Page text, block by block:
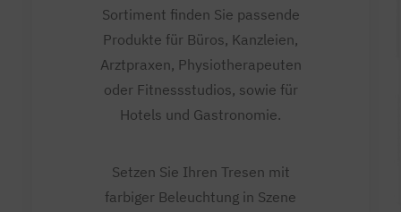
Sortiment finden Sie passende
Produkte für Büros, Kanzleien,
Arztpraxen, Physiotherapeuten
oder Fitnessstudios, sowie für
Hotels und Gastronomie.
Setzen Sie Ihren Tresen mit
farbiger Beleuchtung in Szene